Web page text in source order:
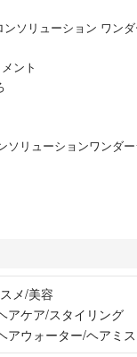
ソリューション ワン
ント
ソリューションワンダ
メ/美容
アケア/スタイリング
アウォーター/ヘアミス